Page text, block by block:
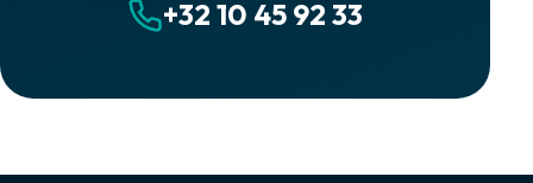
+32 10 45 92 33